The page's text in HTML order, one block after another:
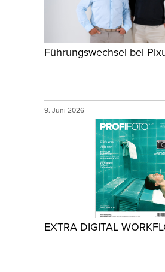
Führungswechsel bei
9. Juni 2026
EXTRA DIGITAL